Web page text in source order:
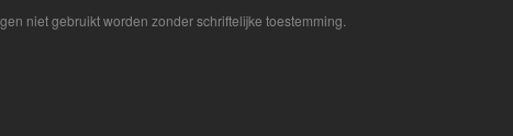
niet gebruikt worden zonder schriftelijke toestemming.